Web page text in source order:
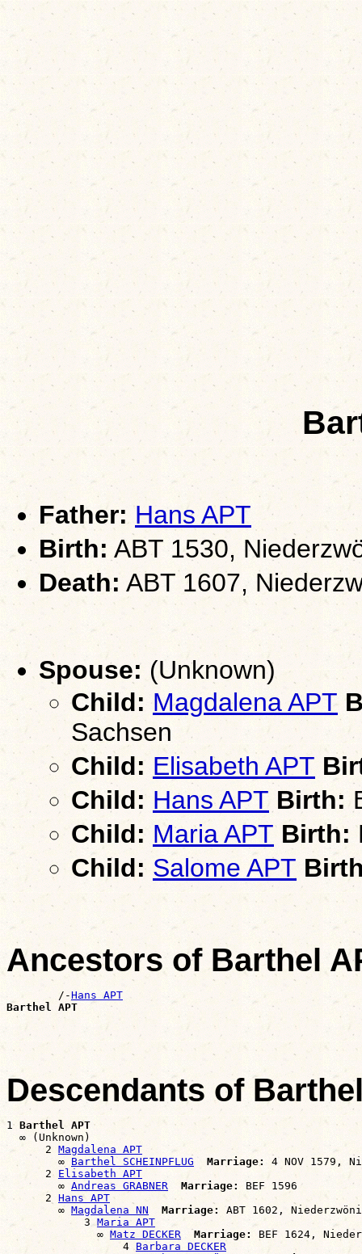
Father: Hans APT
Birth: ABT 1530,
Death:ABT 1607,
Spouse: (Unknown)
Child: Magdalena APT
Sachsen
Child: Elisabeth APT
Child: Hans APT Birth:
Child: Maria APTBirth:
Child: Salome APT
Ancestors of Barthel
        /-
Hans APT
Barthel APT
Descendants of
1 Barthel APT
  ∞ (Unknown)
      2
Magdalena APT
        ∞
Barthel SCHEINPFLUG Marriage:
4 NOV 1579,
      2
Elisabeth APT
        ∞
Andreas GRABNER Marriage:
BEF 1596
      2
Hans APT
        ∞
Magdalena NN Marriage:
ABT 1602,
            3
Maria APT
              ∞
Matz DECKER Marriage:
BEF 1624,
                  4
Barbara DECKER